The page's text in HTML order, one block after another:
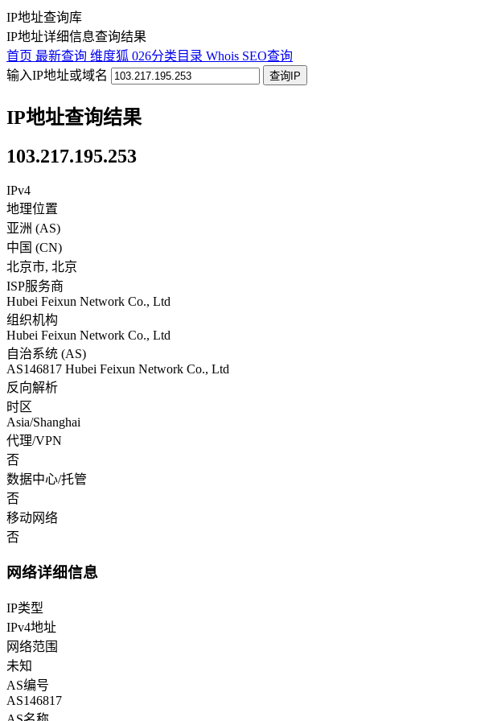
IP地址查询库
IP地址详细信息查询结果
首页 最新查询 维度狐 026分类目录 Whois SEO查询
输入IP地址或域名
查询IP
IP地址查询结果
103.217.195.253
IPv4
地理位置
亚洲 (AS)
中国 (CN)
北京市, 北京
ISP服务商
Hubei Feixun Network Co., Ltd
组织机构
Hubei Feixun Network Co., Ltd
自治系统 (AS)
AS146817 Hubei Feixun Network Co., Ltd
反向解析
时区
Asia/Shanghai
代理/VPN
否
数据中心/托管
否
移动网络
否
网络详细信息
IP类型
IPv4地址
网络范围
未知
AS编号
AS146817